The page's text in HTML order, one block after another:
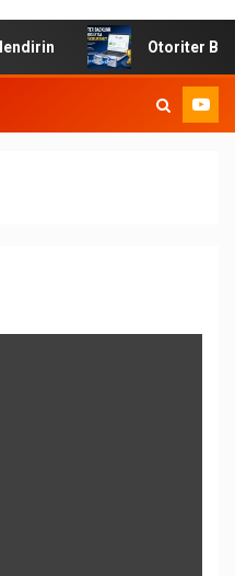
Otoriter